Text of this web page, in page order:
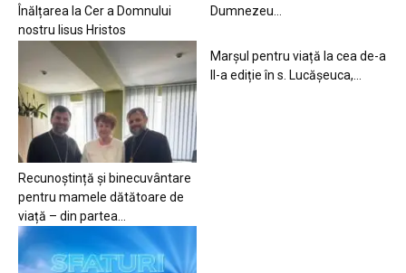
Înălțarea la Cer a Domnului
nostru Iisus Hristos
Dumnezeu…
Recunoștință și binecuvântare
pentru mamele dătătoare de
viață – din partea...
Marșul pentru viață la cea de-a
II-a ediție în s. Lucășeuca,...